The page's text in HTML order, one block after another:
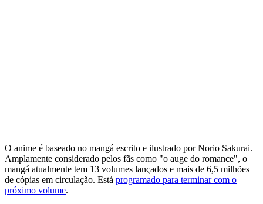
O anime é baseado no mangá escrito e ilustrado por Norio Sakurai.
Amplamente considerado pelos fãs como "o auge do romance", o
mangá atualmente tem 13 volumes lançados e mais de 6,5 milhões
de cópias em circulação. Está programado para terminar com o
próximo volume.